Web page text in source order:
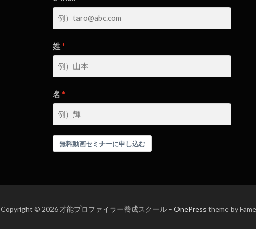
姓
名
無料動画セミナーに申し込む
Copyright © 2026 才能プロファイラー養成スクール – OnePress theme by